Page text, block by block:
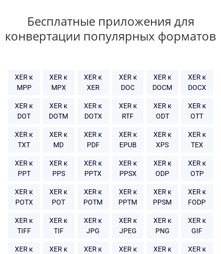
Бесплатные приложения для
конвертации популярных форматов
XER к
MPP
XER к
MPX
XER к
XER
XER к
DOC
XER к
DOCM
XER к
DOCX
XER к
DOT
XER к
DOTM
XER к
DOTX
XER к
RTF
XER к
ODT
XER к
OTT
XER к
TXT
XER к
MD
XER к
PDF
XER к
EPUB
XER к
XPS
XER к
TEX
XER к
PPT
XER к
PPS
XER к
PPTX
XER к
PPSX
XER к
ODP
XER к
OTP
XER к
POTX
XER к
POT
XER к
POTM
XER к
PPTM
XER к
PPSM
XER к
FODP
XER к
TIFF
XER к
TIF
XER к
JPG
XER к
JPEG
XER к
PNG
XER к
GIF
XER к
XER к
XER к
XER к
XER к
XER к